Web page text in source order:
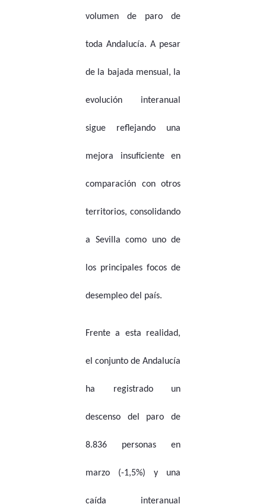
volumen de paro de
toda Andalucía. A pesar
de la bajada mensual, la
evolución interanual
sigue reflejando una
mejora insuficiente en
comparación con otros
territorios, consolidando
a Sevilla como uno de
los principales focos de
desempleo del país.
Frente a esta realidad,
el conjunto de Andalucía
ha registrado un
descenso del paro de
8.836 personas en
marzo (-1,5%) y una
caída interanual